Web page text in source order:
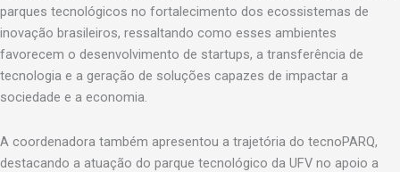
parques tecnológicos no fortalecimento dos ecossistemas de
inovação brasileiros, ressaltando como esses ambientes
favorecem o desenvolvimento de startups, a transferência de
tecnologia e a geração de soluções capazes de impactar a
sociedade e a economia.
A coordenadora também apresentou a trajetória do tecnoPARQ,
destacando a atuação do parque tecnológico da UFV no apoio a